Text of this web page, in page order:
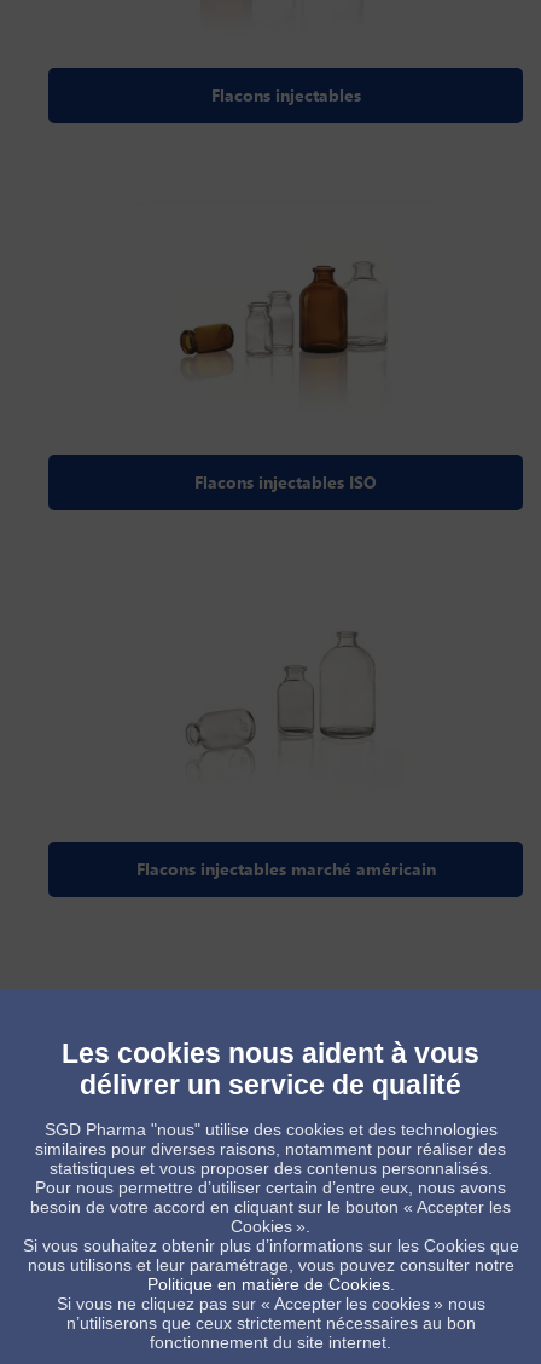
Flacons injectables
Flacons injectables ISO
Flacons injectables marché américain
Flacons injectables marché indien
Les cookies nous aident à vous
délivrer un service de qualité
SGD Pharma "nous" utilise des cookies et des technologies
similaires pour diverses raisons, notamment pour réaliser des
statistiques et vous proposer des contenus personnalisés.
Pour nous permettre d’utiliser certain d’entre eux, nous avons
besoin de votre accord en cliquant sur le bouton « Accepter les
Cookies ».
Si vous souhaitez obtenir plus d’informations sur les Cookies que
nous utilisons et leur paramétrage, vous pouvez consulter notre
Politique en matière de Cookies.
Si vous ne cliquez pas sur « Accepter les cookies » nous
n’utiliserons que ceux strictement nécessaires au bon
fonctionnement du site internet.